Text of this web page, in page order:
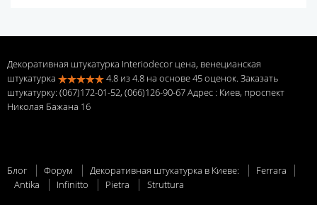
Декоративная штукатурка Interiodecor цена, венецианская
штукатурка
4.8 из4.8 на основе45оценок. Заказать
штукатурку: (067)172-01-52, (066)126-90-67 Адрес : Киев, проспект
Николая Бажана 16
Блог Форум Декоративная штукатурка в Киеве:
Ferrara
Antika
Infinitto Pietra Struttura